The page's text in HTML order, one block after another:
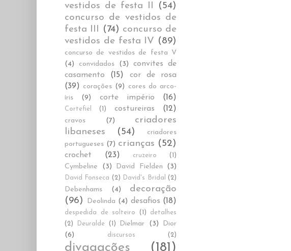
vestidos de festa II
(54)
concurso de vestidos de
festa III
(74) concurso de
vestidos de festa IV (89)
concurso de vestidos de festa V
(4)
convidados (3)
convites de
casamento
(15)
cor de rosa
(39) corações (9) cores do arco-
íris
(9) corte império (16)
Cortefiel (1) costureiras (12)
cravos (7)
criadores
libaneses
(54)
criadores
portugueses (7) crianças (52)
crochet (23) cruzeiro (1)
Cymbeline (3) David Fielden (3)
David Fonseca (2) David's Bridal (2)
Debenhams (4)
decoração
(96)
Deolinda (4) desafios (18)
despedida de solteiro (1)
detalhes
(2)
Deuralde (1) Dielmar (3)
Dior
(6)
discursos (2)
divagações (181)